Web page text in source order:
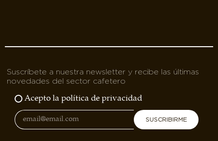
Suscríbete a nuestra newsletter y recibe las últimas
novedades del sector cafetero
Acepto la política de privacidad
SUSCRIBIRME